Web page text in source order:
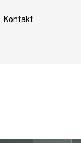
Kontakt